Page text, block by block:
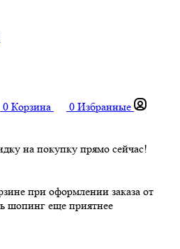
0 Корзина 0 Избранные
на покупку прямо сейчас!
при оформлении заказа от
шопинг еще приятнее